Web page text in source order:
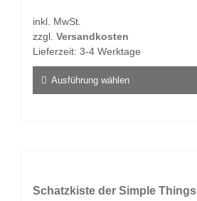
können
auf
Produktseite
gewählt
inkl. MwSt.
zzgl. Versandkosten
Lieferzeit: 3-4 Werktage
Ausführung wählen
auf.
Schatzkiste der Simple Things